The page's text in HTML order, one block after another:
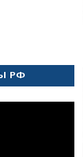
РФ